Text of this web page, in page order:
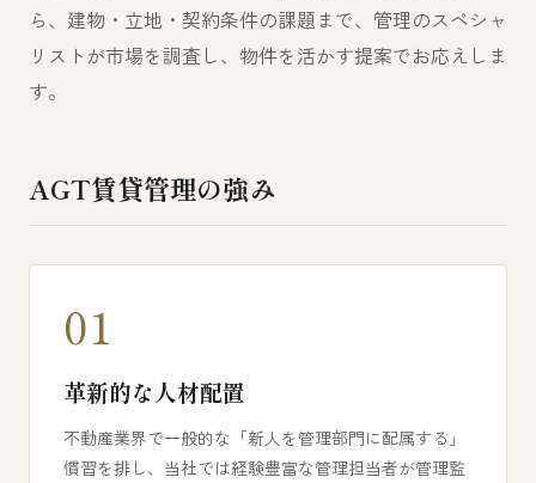
ら、建物・立地・契約条件の課題まで、管理のスペシャ
リストが市場を調査し、物件を活かす提案でお応えしま
す。
AGT賃貸管理の強み
01
革新的な人材配置
不動産業界で一般的な「新人を管理部門に配属する」
慣習を排し、当社では経験豊富な管理担当者が管理監